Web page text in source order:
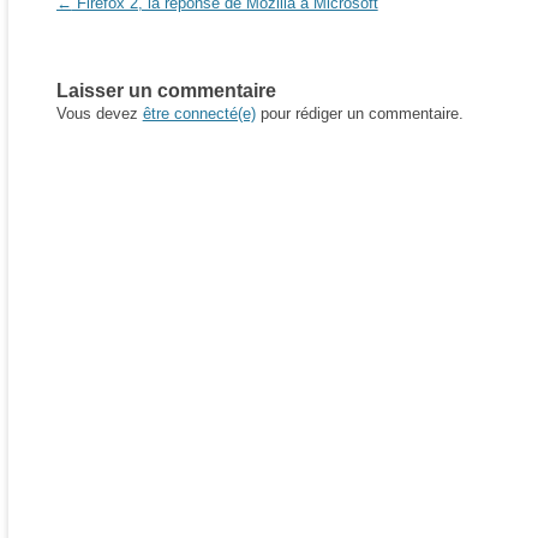
Laisser un commentaire
Vous devez être connecté(e)pour rédiger un commentaire.